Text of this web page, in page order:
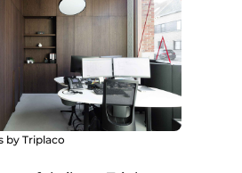
by Triplaco